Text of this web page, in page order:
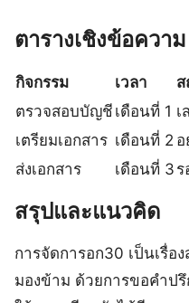
ตารางเชิงข้อความ
กิจกรรม เวลา
ตรวจสอบบัญชี เดือนที่ 1 เ
เตรียมเอกสาร เดือนที่ 2 อ
ส่งเอกสาร
เดือนที่ 3 ร
สรุปและแนวคิด
การจัดการอก30 เป็นเรื่อ
มองข้าม ด้วยการขอคำป